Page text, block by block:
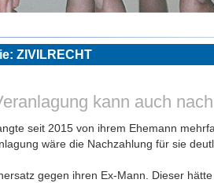
ZIVILRECHT
kann auch
seit 2015 von ihrem Ehemann
wäre die Nachzahlung für sie
gegen ihren Ex-Mann. Dieser